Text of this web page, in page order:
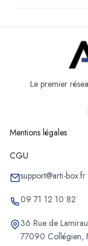
Le premier
Mentions légales
CGU
support@arti-box.fr
09 71 12 10 82
36 Rue de
77090 Collégien,